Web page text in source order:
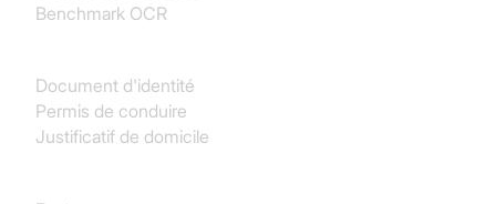
Benchmark OCR
Document d'identité
Permis de conduire
Justificatif de domicile